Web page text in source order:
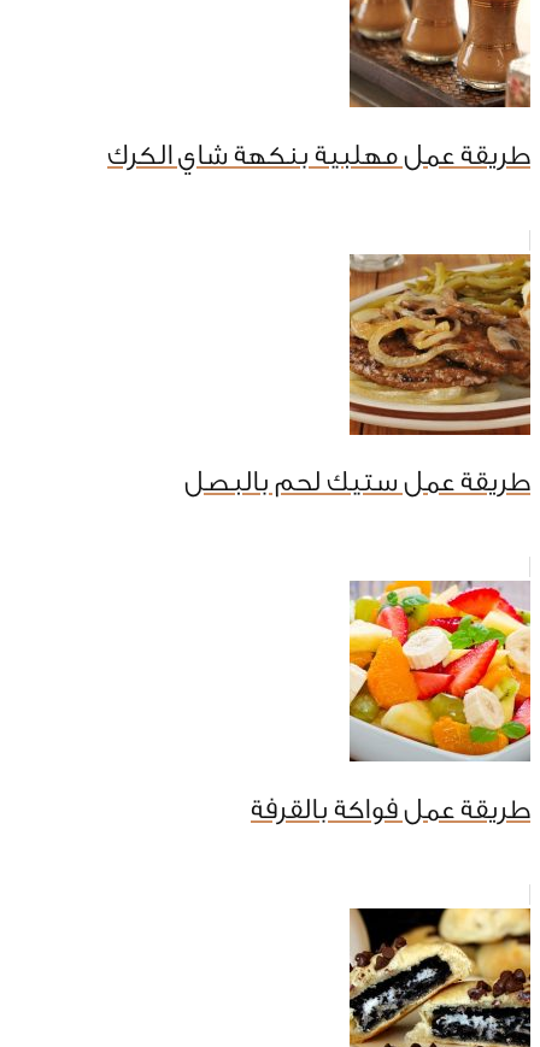
طريقة عمل مهلبية بنكهة شاي الكرك
طريقة عمل ستيك لحم بالبصل
طريقة عمل فواكة بالقرفة